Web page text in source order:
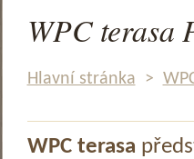
WPC terasa
Hlavní stránka >
WPC terasa